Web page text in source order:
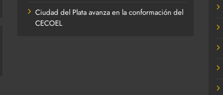
Ciudad del Plata avanza en la conformación del
CECOEL